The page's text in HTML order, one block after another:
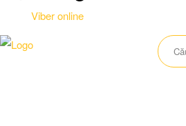
Viber online